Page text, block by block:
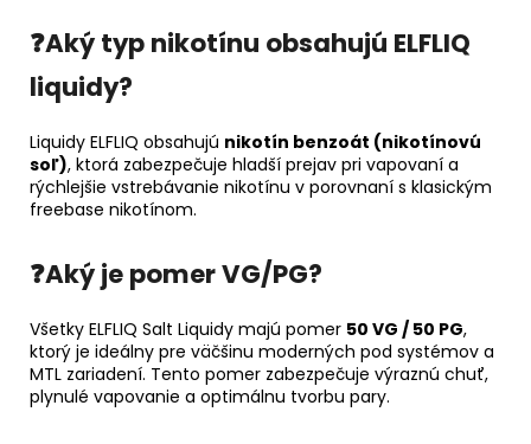
❓Aký typ nikotínu obsahujú ELFLIQ
liquidy?
Liquidy ELFLIQ obsahujú nikotín benzoát (nikotínovú
soľ), ktorá zabezpečuje hladší prejav pri vapovaní a
rýchlejšie vstrebávanie nikotínu v porovnaní s klasickým
freebase nikotínom.
❓Aký je pomer VG/PG?
Všetky ELFLIQ Salt Liquidy majú pomer 50 VG / 50 PG,
ktorý je ideálny pre väčšinu moderných pod systémov a
MTL zariadení. Tento pomer zabezpečuje výraznú chuť,
plynulé vapovanie a optimálnu tvorbu pary.